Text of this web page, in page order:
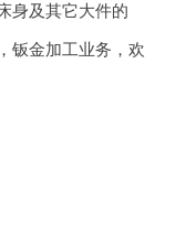
身及其它大件的
钣金加工业务，欢